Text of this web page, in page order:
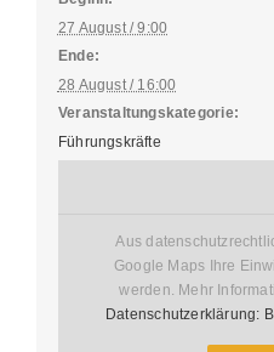
27 August / 9:00
Ende:
28 August / 16:00
Veranstaltungskategorie:
Führungskräfte
Aus
Google Maps Ihre
werden. Mehr
Datenschutzerklärung: